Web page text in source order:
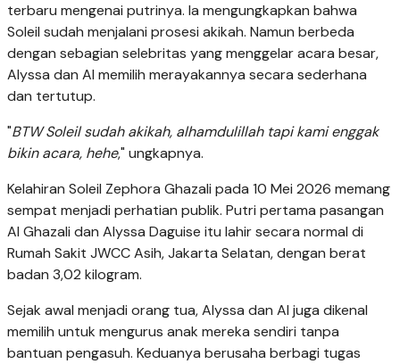
terbaru mengenai putrinya. Ia mengungkapkan bahwa
Soleil sudah menjalani prosesi akikah. Namun berbeda
dengan sebagian selebritas yang menggelar acara besar,
Alyssa dan Al memilih merayakannya secara sederhana
dan tertutup.
"BTW Soleil sudah akikah, alhamdulillah tapi kami enggak
bikin acara, hehe," ungkapnya.
Kelahiran Soleil Zephora Ghazali pada 10 Mei 2026 memang
sempat menjadi perhatian publik. Putri pertama pasangan
Al Ghazali dan Alyssa Daguise itu lahir secara normal di
Rumah Sakit JWCC Asih, Jakarta Selatan, dengan berat
badan 3,02 kilogram.
Sejak awal menjadi orang tua, Alyssa dan Al juga dikenal
memilih untuk mengurus anak mereka sendiri tanpa
bantuan pengasuh. Keduanya berusaha berbagi tugas